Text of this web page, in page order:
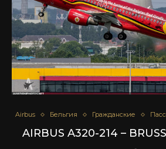
Airbus Бельгия Гражданские
AIRBUS A320-214 –